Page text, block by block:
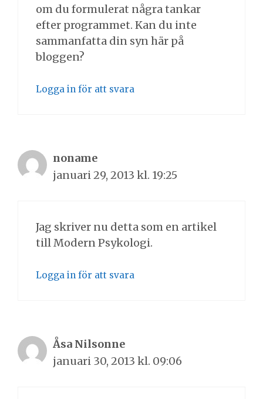
om du formulerat några tankar
efter programmet. Kan du inte
sammanfatta din syn här på
bloggen?
Logga in för att svara
noname
januari 29, 2013 kl. 19:25
Jag skriver nu detta som en artikel
till Modern Psykologi.
Logga in för att svara
Åsa Nilsonne
januari 30, 2013 kl. 09:06